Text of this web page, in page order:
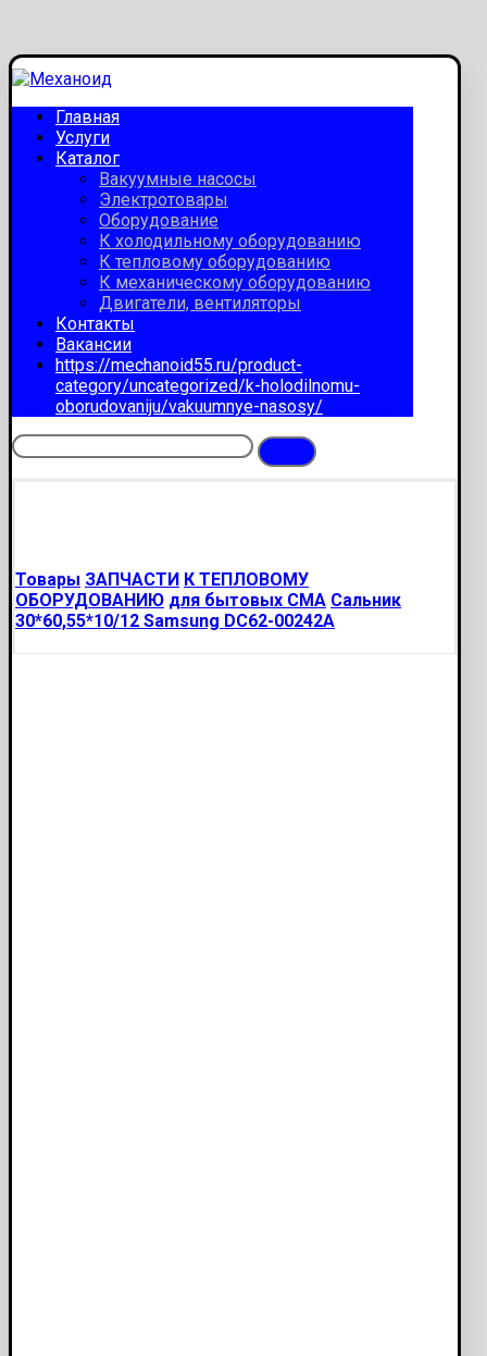
Главная
Услуги
Каталог
Вакуумные насосы
Электротовары
Оборудование
К холодильному оборудованию
К тепловому оборудованию
К механическому оборудованию
Двигатели, вентиляторы
Контакты
Вакансии
https://mechanoid55.ru/product-
category/uncategorized/k-holodilnomu-
oborudovaniju/vakuumnye-nasosy/
Товары ЗАПЧАСТИ К ТЕПЛОВОМУ
ОБОРУДОВАНИЮ для бытовых СМА Сальник
30*60,55*10/12 Samsung DC62-00242A